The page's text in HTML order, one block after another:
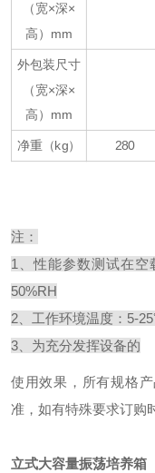
（宽×深×
高）mm
外包装尺寸
（宽×深×
高）mm
净重（kg） 280
注：
1、性能参数测试在
50%RH
2、工作环境温度：5-
3、为充分发挥设备的
使用效果，所有规格
准，如有特殊要求订购
立式大容量振荡培养箱